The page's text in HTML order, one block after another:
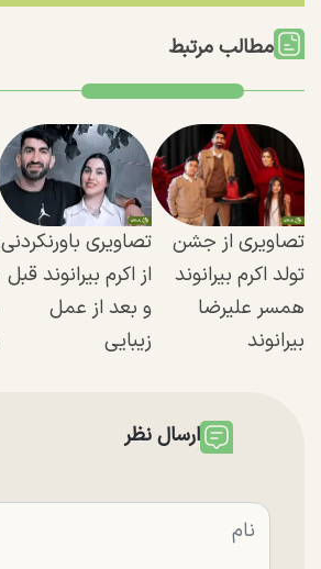
مطالب مرتبط
تصاویری از جشن
تولد اکرم بیرانوند
همسر علیرضا
بیرانوند
تصاویری باورنکردنی
از اکرم بیرانوند قبل
و بعد از عمل
زیبایی
ارسال نظر